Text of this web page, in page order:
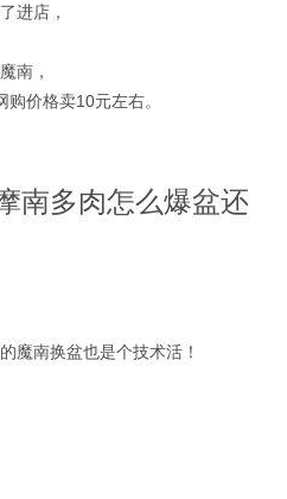
进店，
南，
价格卖10元左右。
南多肉怎么爆盆还
魔南换盆也是个技术活！